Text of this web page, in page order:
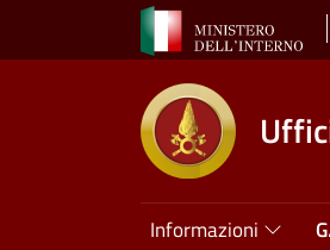
Salta al contenuto principale
Informazioni